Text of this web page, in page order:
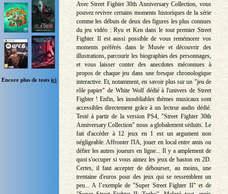
Encore plus de testsici
Avec Street Fighter 30th Anniversary Collection, vous
pouvez revivre certains moments historiques de la série
comme les débuts de deux des figures les plus connues
du jeu vidéo : Ryu et Ken dans le tout premier Street
Fighter. Il est aussi possible de vous remémorer vos
moments préférés dans le Musée et découvrir des
illustrations, parcourir les biographies des personnages,
et vous laisser conter des anecdotes méconnues à
propos de chaque jeu dans une fresque chronologique
interactive. Et, notamment, en savoir plus sur un "jeu de
rôle papier" de White Wolf dédié à l'univers de Street
Fighter ! Enfin, les inoubliables thèmes musicaux sont
accessibles directement grâce à un lecteur audio dédié.
Testé à partir de la version PS4, "Street Fighter 30th
Anniversary Collection" nous a globalement séduits. Le
fait d'accéder à 12 jeux en 1 est un argument non
négligeable. Affronter l'IA, jouer en local entre amis ou
défier les autres joueurs en ligne... Il y a amplement de
quoi s'occuper si vous aimez les jeux de baston en 2D.
Certes, il faut accepter de débourser, au moins, une
trentaine d'euros pour des jeux qui se ressemblent un
peu... A l’exemple de "Super Street Fighter II" et de